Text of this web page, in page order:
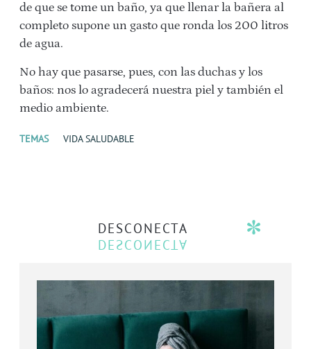
de que se tome un baño, ya que llenar la bañera al
completo supone un gasto que ronda los 200 litros
de agua.
No hay que pasarse, pues, con las duchas y los
baños: nos lo agradecerá nuestra piel y también el
medio ambiente.
TEMAS VIDA SALUDABLE
DESCONECTA